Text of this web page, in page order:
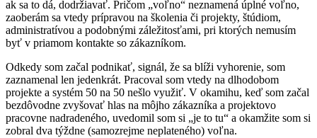
ak sa to dá, dodržiavať. Pričom „voľno“ neznamená úplné voľno,
zaoberám sa vtedy prípravou na školenia či projekty, štúdiom,
administratívou a podobnými záležitosťami, pri ktorých nemusím
byť v priamom kontakte so zákazníkom.
Odkedy som začal podnikať, signál, že sa blíži vyhorenie, som
zaznamenal len jedenkrát. Pracoval som vtedy na dlhodobom
projekte a systém 50 na 50 nešlo využiť. V okamihu, keď som začal
bezdôvodne zvyšovať hlas na môjho zákazníka a projektovo
pracovne nadradeného, uvedomil som si „je to tu“ a okamžite som si
zobral dva týždne (samozrejme neplateného) voľna.